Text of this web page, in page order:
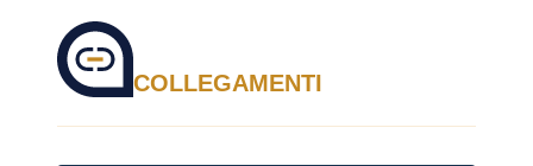
COLLEGAMENTI